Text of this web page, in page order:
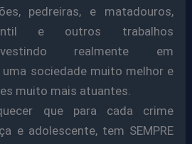
pedreiras, e matadouros,
e outros trabalhos
realmente em
sociedade muito melhor e
muito mais atuantes.
que para cada crime
e adolescente, tem SEMPRE